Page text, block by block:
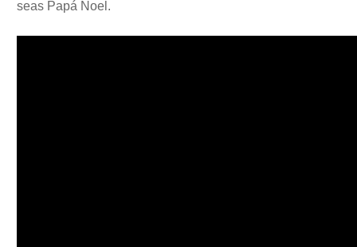
seas Papá Noel.